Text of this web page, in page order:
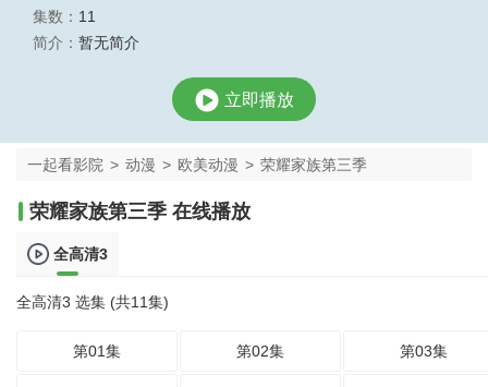
集数： 11
简介： 暂无简介
立即播放
一起看影院 > 动漫 > 欧美动漫 > 荣耀家族第三季
荣耀家族第三季 在线播放
全高清3
全高清3 选集 (共11集)
第01集 第02集 第03集